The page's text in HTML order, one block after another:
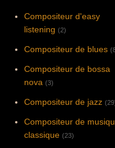
Compositeur d'easy
listening (2)
Compositeur de blues
Compositeur de bossa
nova (3)
Compositeur de jazz
Compositeur de
classique (23)